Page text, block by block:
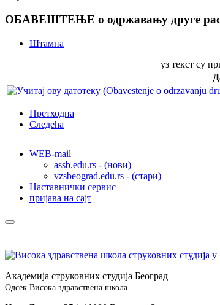
ОБАВЕШТЕЊЕ о одржавању друге
Штампа
уз текст су
Претходна
Следећа
WEB-mail
assb.edu.rs - (нови)
vzsbeograd.edu.rs - (стари)
Наставнички сервис
пријава на сајт
Академија струковних студија Београд
Одсек Висока здравствена школа